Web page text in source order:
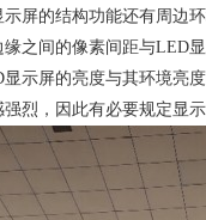
屏的结构功能还有周边
之间的像素间距与LED
示屏的亮度与其环境亮
烈，因此有必要规定显